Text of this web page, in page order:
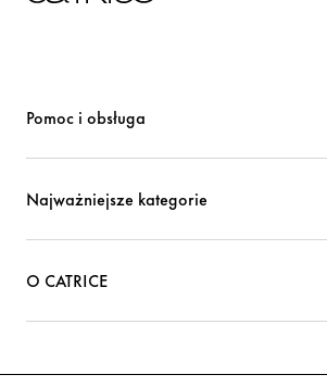
Pomoc i obsługa
Najważniejsze kategorie
O CATRICE